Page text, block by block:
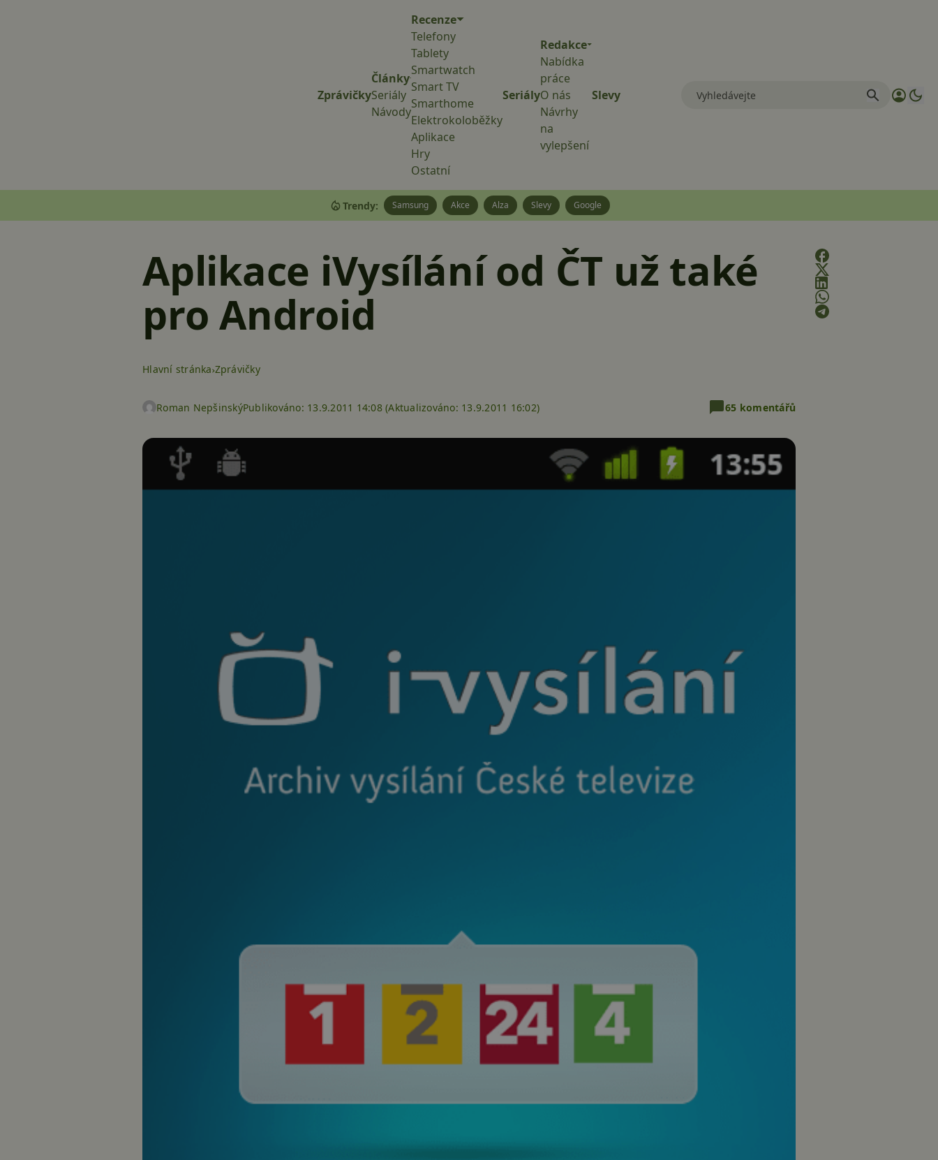
Zprávičky
Články
Seriály
Návody
Recenze
Telefony
Tablety
Smartwatch
Smart TV
Smarthome
Elektrokoloběžky
Aplikace
Hry
Ostatní
Seriály
Redakce
Nabídka
práce
O nás
Návrhy
na
vylepšení
Slevy
Trendy: Samsung Akce Alza Slevy Google
Aplikace iVysílání od ČT už také
pro Android
Hlavní stránka Zprávičky
Roman NepšinskýPublikováno: 13.9.2011 14:08 (Aktualizováno: 13.9.2011 16:02) 65 komentářů